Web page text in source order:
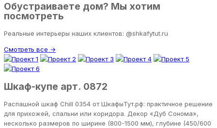
Обустраиваете дом? Мы хотим
посмотреть
Реальные интерьеры наших клиентов: @shkafytut.ru
Смотреть все →
Шкаф-купе арт. 0872
Распашной шкаф Chill 0354 от ШкафыТут.рф: практичное решение
для прихожей, спальни или коридора. Декор «Дуб Сонома»,
несколько размеров по ширине (800-1500 мм), глубине (450/600